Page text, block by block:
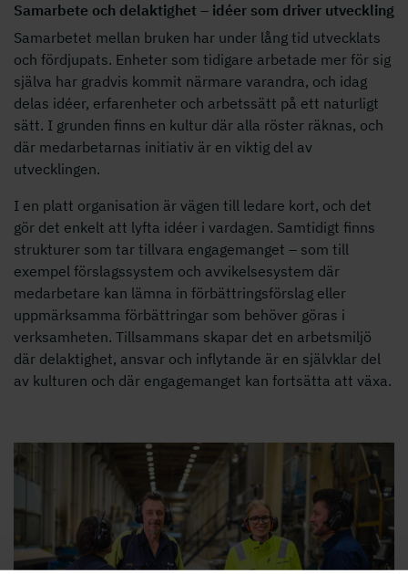
Samarbete och delaktighet – idéer som driver utveckling
Samarbetet mellan bruken har under lång tid utvecklats
och fördjupats. Enheter som tidigare arbetade mer för sig
själva har gradvis kommit närmare varandra, och idag
delas idéer, erfarenheter och arbetssätt på ett naturligt
sätt. I grunden finns en kultur där alla röster räknas, och
där medarbetarnas initiativ är en viktig del av
utvecklingen.
I en platt organisation är vägen till ledare kort, och det
gör det enkelt att lyfta idéer i vardagen. Samtidigt finns
strukturer som tar tillvara engagemanget – som till
exempel förslagssystem och avvikelsesystem där
medarbetare kan lämna in förbättringsförslag eller
uppmärksamma förbättringar som behöver göras i
verksamheten. Tillsammans skapar det en arbetsmiljö
där delaktighet, ansvar och inflytande är en självklar del
av kulturen och där engagemanget kan fortsätta att växa.